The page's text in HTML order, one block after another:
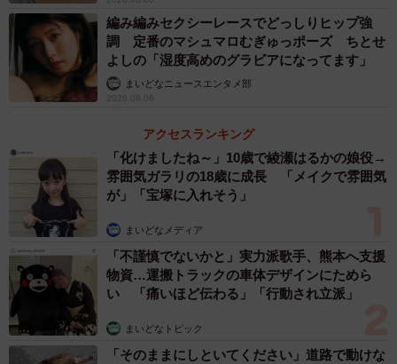
編み編みセクシーレースでどっしりヒップ強
調 定番のマシュマロむぎゅっポーズ ちとせ
よしの「湿度高めのグラビアになってます」
まいどなニュースエンタメ部
2026.08.06
アクセスランキング
「化けましたね～」10歳で綾瀬はるかの娘役→
雰囲気ガラリの18歳に成長 「メイクで雰囲気
が」「宝塚に入れそう」
まいどなメディア
「不謹慎でないかと」実力派歌手、熊本へ支援
物資…運搬トラックの車体デザインにためら
い 「痛いほど伝わる」「行動され立派」
まいどなトピック
「そのままにしといてください」道路で動けな